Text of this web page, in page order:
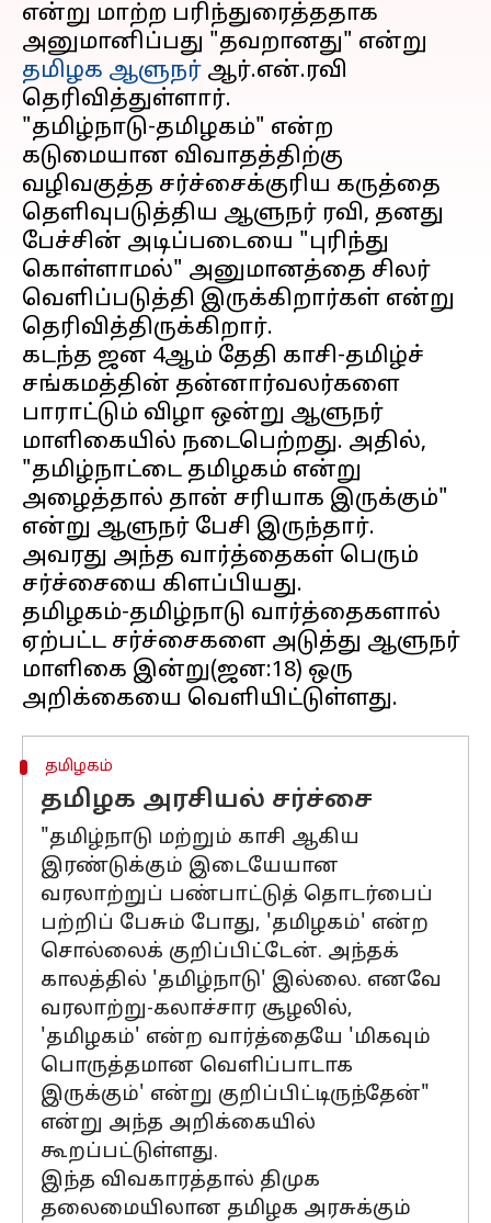
என்று மாற்ற பரிந்துரைத்ததாக
அனுமானிப்பது "தவறானது" என்று
தமிழக ஆளுநர் ஆர்.என்.ரவி
தெரிவித்துள்ளார்.
"தமிழ்நாடு-தமிழகம்" என்ற
கடுமையான விவாதத்திற்கு
வழிவகுத்த சர்ச்சைக்குரிய கருத்தை
தெளிவுபடுத்திய ஆளுநர் ரவி, தனது
பேச்சின் அடிப்படையை "புரிந்து
கொள்ளாமல்" அனுமானத்தை சிலர்
வெளிப்படுத்தி இருக்கிறார்கள் என்று
தெரிவித்திருக்கிறார்.
கடந்த ஜன 4ஆம் தேதி காசி-தமிழ்ச்
சங்கமத்தின் தன்னார்வலர்களை
பாராட்டும் விழா ஒன்று ஆளுநர்
மாளிகையில் நடைபெற்றது. அதில்,
"தமிழ்நாட்டை தமிழகம் என்று
அழைத்தால் தான் சரியாக இருக்கும்"
என்று ஆளுநர் பேசி இருந்தார்.
அவரது அந்த வார்த்தைகள் பெரும்
சர்ச்சையை கிளப்பியது.
தமிழகம்-தமிழ்நாடு வார்த்தைகளால்
ஏற்பட்ட சர்ச்சைகளை அடுத்து ஆளுநர்
மாளிகை இன்று(ஜன:18) ஒரு
தமிழகம்
தமிழக அரசியல் சர்ச்சை
"தமிழ்நாடு மற்றும் காசி ஆகிய
இரண்டுக்கும் இடையேயான
வரலாற்றுப் பண்பாட்டுத் தொடர்பைப்
பற்றிப் பேசும் போது, ​​'தமிழகம்' என்ற
சொல்லைக் குறிப்பிட்டேன். அந்தக்
காலத்தில் 'தமிழ்நாடு' இல்லை. எனவே
வரலாற்று-கலாச்சார சூழலில்,
'தமிழகம்' என்ற வார்த்தையே 'மிகவும்
பொருத்தமான வெளிப்பாடாக
இருக்கும்' என்று குறிப்பிட்டிருந்தேன்"
என்று அந்த அறிக்கையில்
கூறப்பட்டுள்ளது.
இந்த விவகாரத்தால் திமுக
தலைமையிலான தமிழக அரசுக்கும்